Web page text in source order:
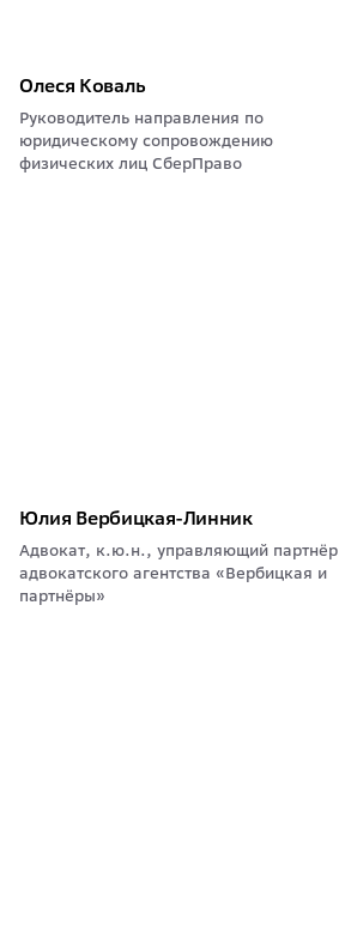
Олеся Коваль
Руководитель направления по
юридическому сопровождению
физических лиц СберПраво
Юлия Вербицкая-Линник
Адвокат, к.ю.н., управляющий партнёр
адвокатского агентства «Вербицкая и
партнёры»